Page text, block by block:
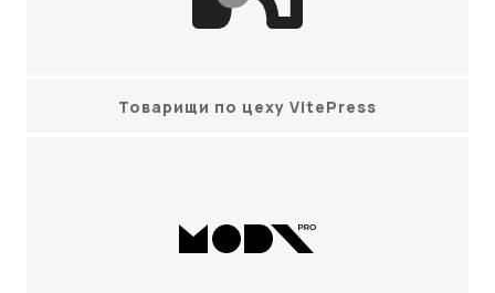
Товарищи по цеху VitePress
MODX Pro